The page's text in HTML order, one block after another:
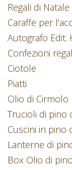
Regali di
Caraffe per
Autografo Edit.
Confezioni
Ciotole
Piatti
Olio di Cirmolo
Trucioli di pino
Cuscini in pino
Lanterne di
Box Olio di